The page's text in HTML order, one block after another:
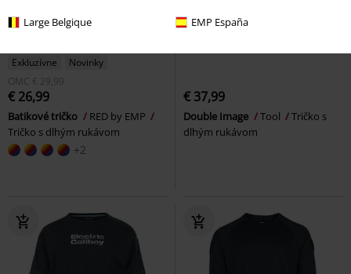
Large Belgique EMP España
Exkluzívne
Novinky
OMC € 29,99
€ 26,99
Batikové tričko
RED by EMP
Tričko s dlhým rukávom
+2
€ 37,99
Double Image Tool
Tričko s
dlhým rukávom